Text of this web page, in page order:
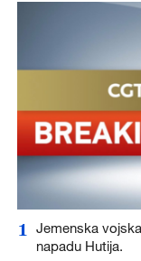
1
Jemenska
napadu Hutija.